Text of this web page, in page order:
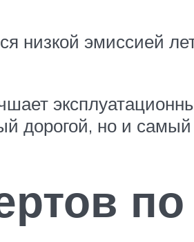
низкой эмиссией
дорогой, но и самый